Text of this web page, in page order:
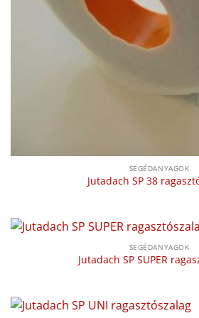
SEGÉDANYAGOK
Jutadach SP 38
SEGÉDANYAGOK
Jutadach SP SUPER